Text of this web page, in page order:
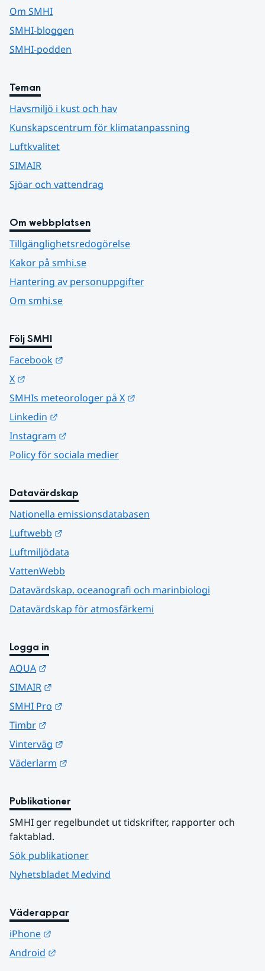
Om SMHI
SMHI-bloggen
SMHI-podden
Teman
Havsmiljö i kust och hav
Kunskapscentrum för klimatanpassning
Luftkvalitet
SIMAIR
Sjöar och vattendrag
Om webbplatsen
Tillgänglighetsredogörelse
Kakor på smhi.se
Hantering av personuppgifter
Om smhi.se
Följ SMHI
Facebook
X
SMHIs meteorologer på X
Linkedin
Instagram
Policy för sociala medier
Datavärdskap
Nationella emissionsdatabasen
Luftwebb
Luftmiljödata
VattenWebb
Datavärdskap, oceanografi och marinbiologi
Datavärdskap för atmosfärkemi
Logga in
AQUA
SIMAIR
SMHI Pro
Timbr
Vinterväg
Väderlarm
Publikationer
SMHI ger regelbundet ut tidskrifter, rapporter och
faktablad.
Sök publikationer
Nyhetsbladet Medvind
Väderappar
iPhone
Android